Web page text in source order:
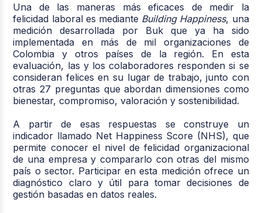
Una de las maneras más eficaces de medir la
felicidad laboral es mediante Building Happiness, una
medición desarrollada por Buk que ya ha sido
implementada en más de mil organizaciones de
Colombia y otros países de la región. En esta
evaluación, las y los colaboradores responden si se
consideran felices en su lugar de trabajo, junto con
otras 27 preguntas que abordan dimensiones como
bienestar, compromiso, valoración y sostenibilidad.
A partir de esas respuestas se construye un
indicador llamado Net Happiness Score (NHS), que
permite conocer el nivel de felicidad organizacional
de una empresa y compararlo con otras del mismo
país o sector. Participar en esta medición ofrece un
diagnóstico claro y útil para tomar decisiones de
gestión basadas en datos reales.